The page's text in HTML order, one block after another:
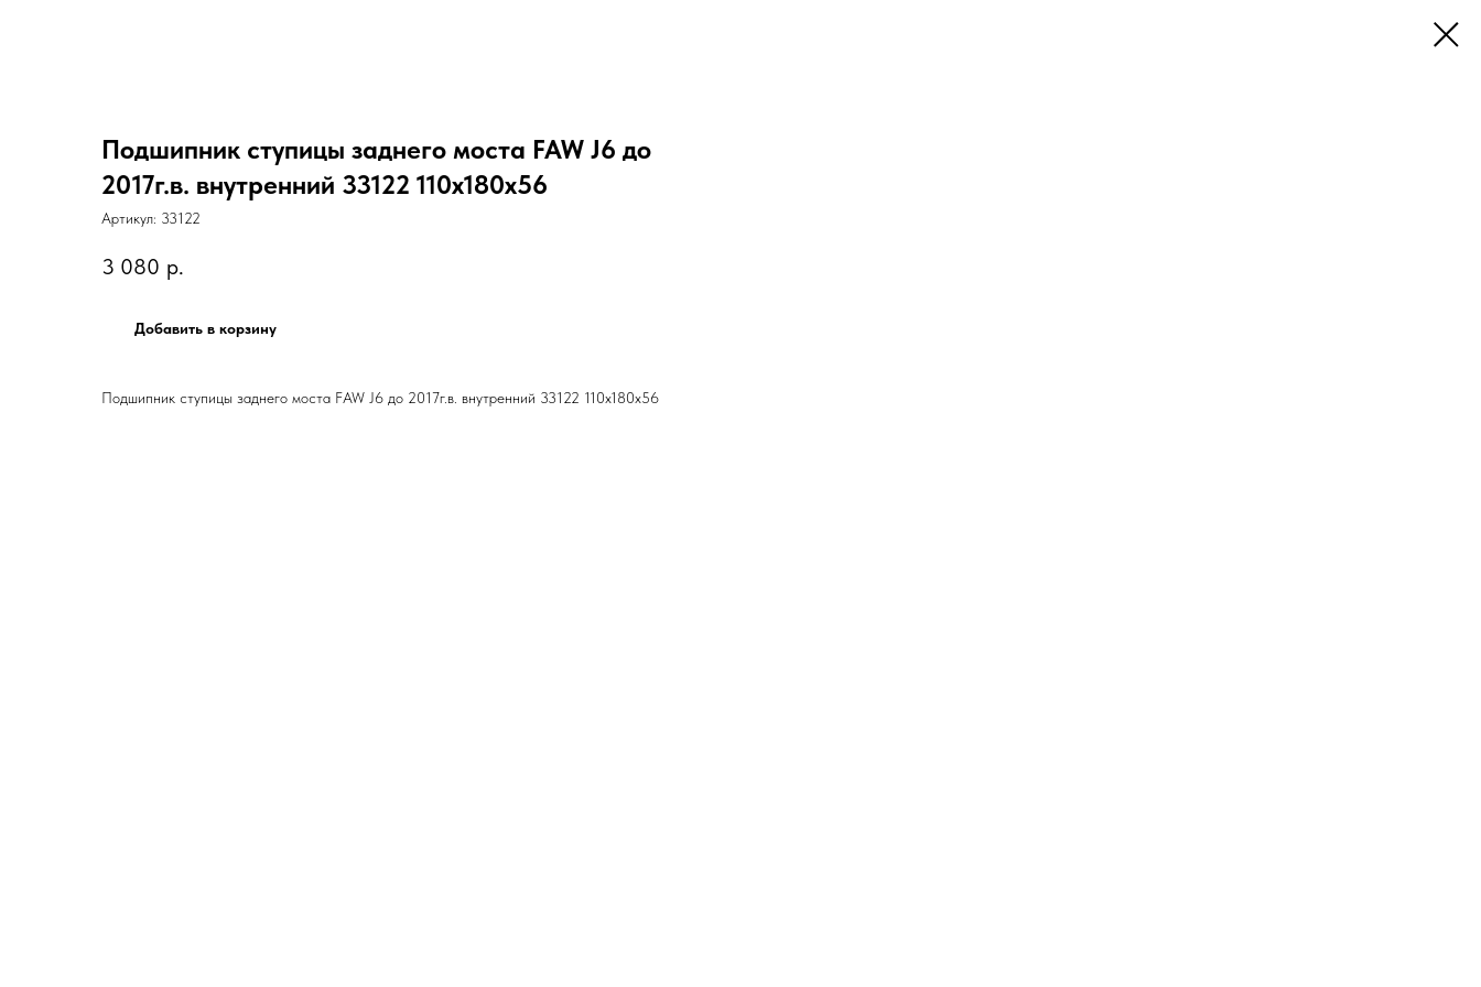
Подшипник ступицы заднего моста FAW J6 до
2017г.в. внутренний 33122 110х180х56
Артикул: 33122
3 080 р.
Добавить в корзину
Подшипник ступицы заднего моста FAW J6 до 2017г.в. внутренний 33122 110х180х56